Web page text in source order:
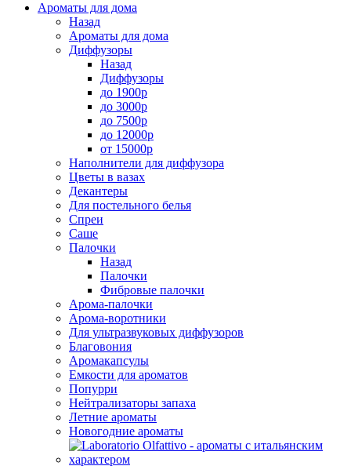
Ароматы для дома
Назад
Ароматы для дома
Диффузоры
Назад
Диффузоры
до 1900р
до 3000р
до 7500р
до 12000р
от 15000р
Наполнители для диффузора
Цветы в вазах
Декантеры
Для постельного белья
Спреи
Саше
Палочки
Назад
Палочки
Фибровые палочки
Арома-палочки
Арома-воротники
Для ультразвуковых диффузоров
Благовония
Аромакапсулы
Емкости для ароматов
Попурри
Нейтрализаторы запаха
Летние ароматы
Новогодние ароматы